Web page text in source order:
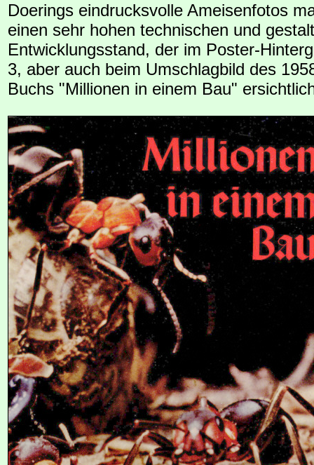
Doerings eindrucksvolle Ameisenfotos
einen sehr hohen technischen und
Entwicklungsstand, der im Poster-
3, aber auch beim Umschlagbild des
Buchs "Millionen in einem Bau"